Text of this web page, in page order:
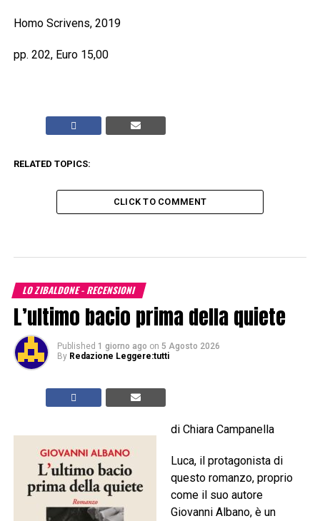
Homo Scrivens, 2019
pp. 202, Euro 15,00
RELATED TOPICS:
CLICK TO COMMENT
LO ZIBALDONE - RECENSIONI
L’ultimo bacio prima della quiete
Published 1 giorno ago on 5 Agosto 2026
By Redazione Leggere:tutti
di Chiara Campanella
Luca, il protagonista di
questo romanzo, proprio
come il suo autore
Giovanni Albano, è un